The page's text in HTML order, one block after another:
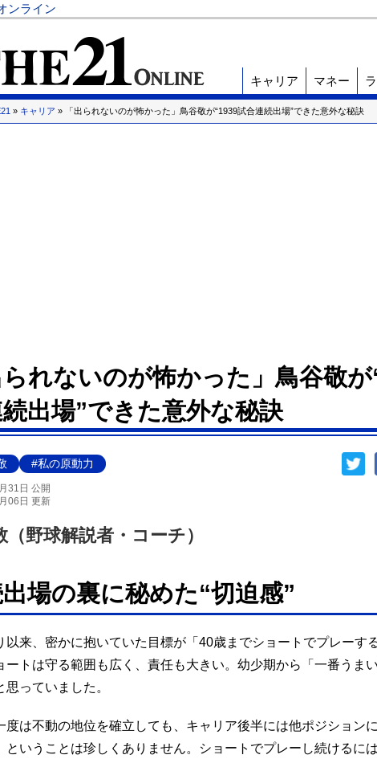
ンライン
キャリア マネー
» キャリア » 「出られないのが怖かった」鳥谷敬が“1939試合連続出場”できた意外な秘訣
られないのが怖かった」鳥谷敬
出場”できた意外な秘訣
#私の原動力
31日 公開
06日 更新
（野球解説者・コーチ）
場の裏に秘めた“切迫感”
以来、密かに抱いていた目標が「40歳までショートでプレーす
ートは守る範囲も広く、責任も大きい。幼少期から「一番うま
思っていました。
度は不動の地位を確立しても、キャリア後半には他ポジション
ということは珍しくありません。ショートでプレーし続けるに